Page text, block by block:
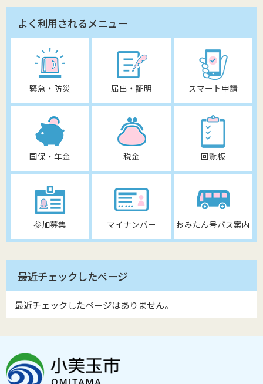
よく利用されるメニュー
緊急・防災 届出・証明 スマート申請
国保・年金 税金 回覧板
参加募集 マイナンバー おみたん号バス案内
最近チェックしたページ
最近チェックしたページはありません。